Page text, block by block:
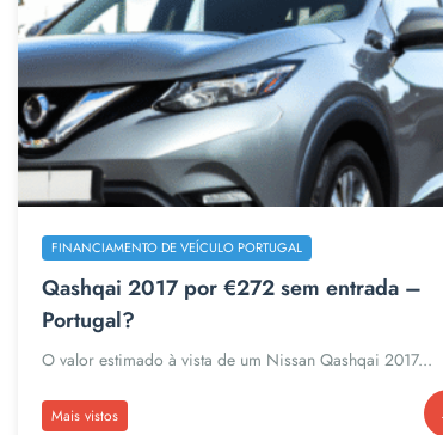
FINANCIAMENTO DE VEÍCULO PORTUGAL
Qashqai 2017 por €272 sem entrada –
Portugal?
O valor estimado à vista de um Nissan Qashqai 2017...
Mais vistos